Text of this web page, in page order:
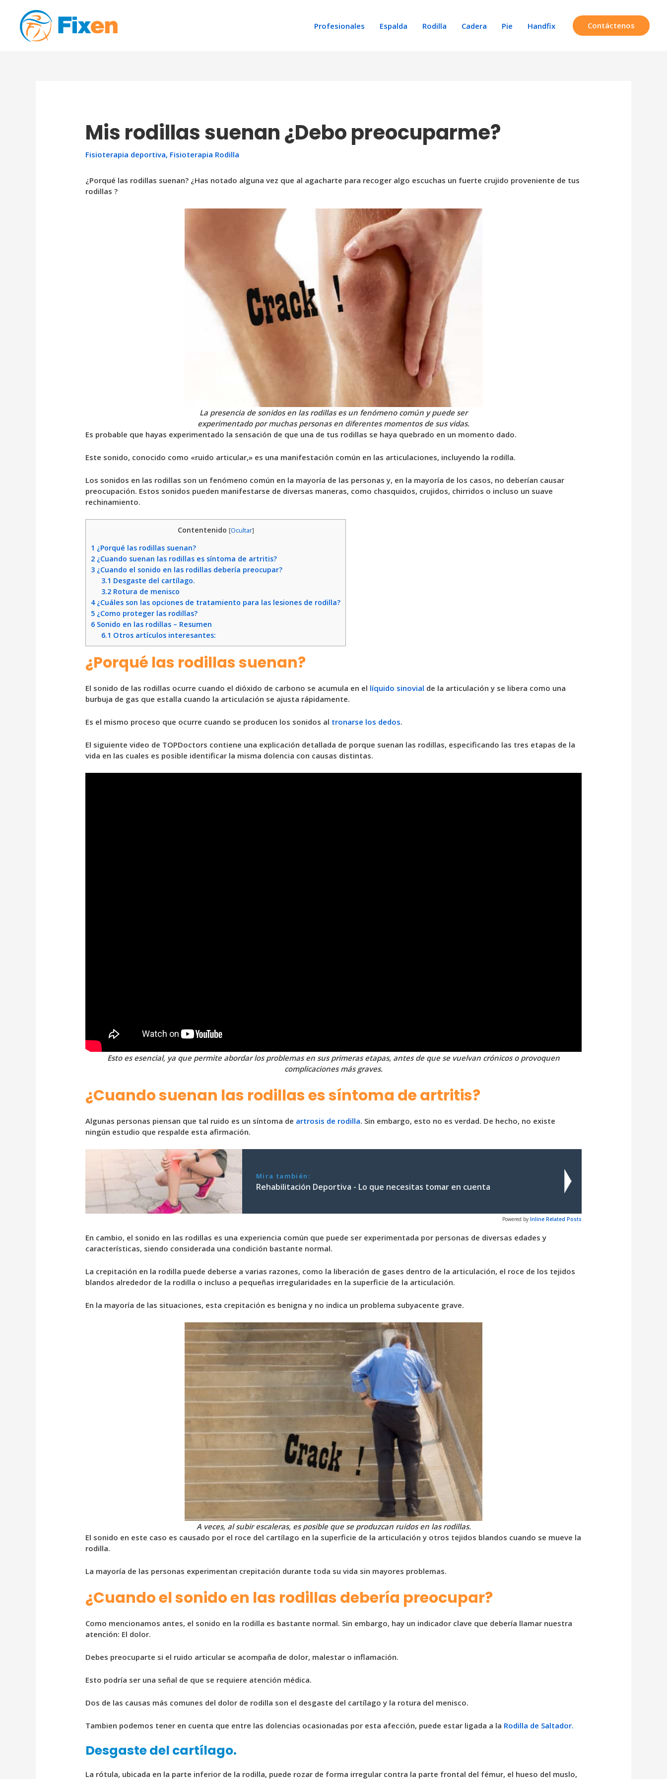
contenido
Profesionales Espalda Rodilla Cadera Pie Handfix Contáctenos
Mis rodillas suenan ¿Debo preocuparme?
Fisioterapia deportiva, Fisioterapia Rodilla
¿Porqué las rodillas suenan? ¿Has notado alguna vez que al agacharte para recoger algo escuchas un fuerte crujido proveniente de tus
rodillas ?
La presencia de sonidos en las rodillas es un fenómeno común y puede ser
experimentado por muchas personas en diferentes momentos de sus vidas.
Es probable que hayas experimentado la sensación de que una de tus rodillas se haya quebrado en un momento dado.
Este sonido, conocido como «ruido articular,» es una manifestación común en las articulaciones, incluyendo la rodilla.
Los sonidos en las rodillas son un fenómeno común en la mayoría de las personas y, en la mayoría de los casos, no deberían causar
preocupación. Estos sonidos pueden manifestarse de diversas maneras, como chasquidos, crujidos, chirridos o incluso un suave
rechinamiento.
Contentenido [Ocultar]
1 ¿Porqué las rodillas suenan?
2 ¿Cuando suenan las rodillas es síntoma de artritis?
3 ¿Cuando el sonido en las rodillas debería preocupar?
3.1 Desgaste del cartílago.
3.2 Rotura de menisco
4¿Cuáles son las opciones de tratamiento para las lesiones de rodilla?
5 ¿Como proteger las rodillas?
6 Sonido en las rodillas – Resumen
6.1 Otros artículos interesantes:
¿Porqué las rodillas suenan?
El sonido de las rodillas ocurre cuando el dióxido de carbono se acumula en el líquido sinovial de la articulación y se libera como una
burbuja de gas que estalla cuando la articulación se ajusta rápidamente.
Es el mismo proceso que ocurre cuando se producen los sonidos al tronarse los dedos.
El siguiente video de TOPDoctors contiene una explicación detallada de porque suenan las rodillas, especificando las tres etapas de la
vida en las cuales es posible identificar la misma dolencia con causas distintas.
Esto es esencial, ya que permite abordar los problemas en sus primeras etapas, antes de que se vuelvan crónicos o provoquen
complicaciones más graves.
¿Cuando suenan las rodillas es síntoma de artritis?
Algunas personas piensan que tal ruido es un síntoma de artrosis de rodilla. Sin embargo, esto no es verdad. De hecho, no existe
ningún estudio que respalde esta afirmación.
Mira también:
Rehabilitación Deportiva - Lo que necesitas tomar en cuenta
Powered by Inline Related Posts
En cambio, el sonido en las rodillas es una experiencia común que puede ser experimentada por personas de diversas edades y
características, siendo considerada una condición bastante normal.
La crepitación en la rodilla puede deberse a varias razones, como la liberación de gases dentro de la articulación, el roce de los tejidos
blandos alrededor de la rodilla o incluso a pequeñas irregularidades en la superficie de la articulación.
En la mayoría de las situaciones, esta crepitación es benigna y no indica un problema subyacente grave.
A veces, al subir escaleras, es posible que se produzcan ruidos en las rodillas.
El sonido en este caso es causado por el roce del cartílago en la superficie de la articulación y otros tejidos blandos cuando se mueve la
rodilla.
La mayoría de las personas experimentan crepitación durante toda su vida sin mayores problemas.
¿Cuando el sonido en las rodillas debería preocupar?
Como mencionamos antes, el sonido en la rodilla es bastante normal. Sin embargo, hay un indicador clave que debería llamar nuestra
atención: El dolor.
Debes preocuparte si el ruido articular se acompaña de dolor, malestar o inflamación.
Esto podría ser una señal de que se requiere atención médica.
Dos de las causas más comunes del dolor de rodilla son el desgaste del cartílago y la rotura del menisco.
Tambien podemos tener en cuenta que entre las dolencias ocasionadas por esta afección, puede estar ligada a la Rodilla de Saltador.
Desgaste del cartílago.
La rótula, ubicada en la parte inferior de la rodilla, puede rozar de forma irregular contra la parte frontal del fémur, el hueso del muslo,